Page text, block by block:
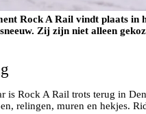
Rock A Rail vindt plaats
Zij zijn niet alleen
is Rock A Rail trots terug in
relingen, muren en hekjes.